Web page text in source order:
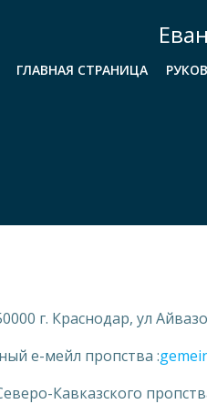
ГЛАВНАЯ СТРАНИЦА
г. Краснодар, ул
е-мейл пропства :
Кавказского